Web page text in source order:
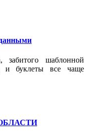
шаблонной
и буклеты все чаще